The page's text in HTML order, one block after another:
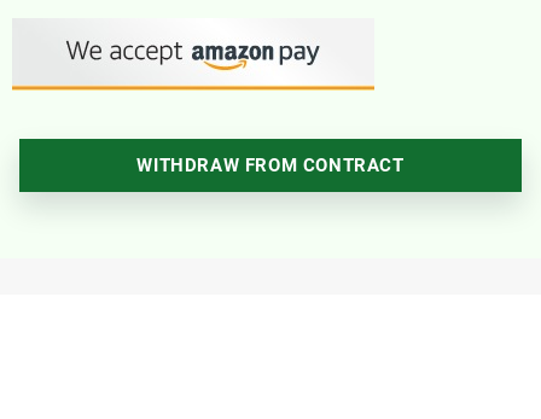
WITHDRAW FROM CONTRACT